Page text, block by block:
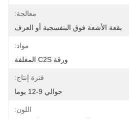
معالجة:
بقعة الأشعة فوق البنفسجية أو العرف
مواد:
ورقة C2S المغلفة
فترة إنتاج:
حوالي 9-12 يوما
اللون: